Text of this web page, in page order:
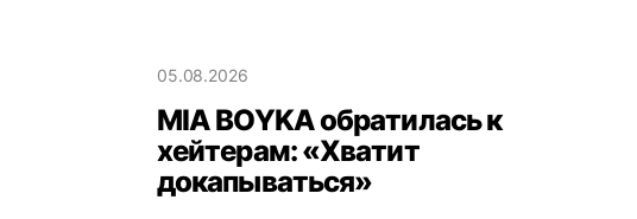
05.08.2026
MIA BOYKA обратилась к
хейтерам: «Хватит
докапываться»